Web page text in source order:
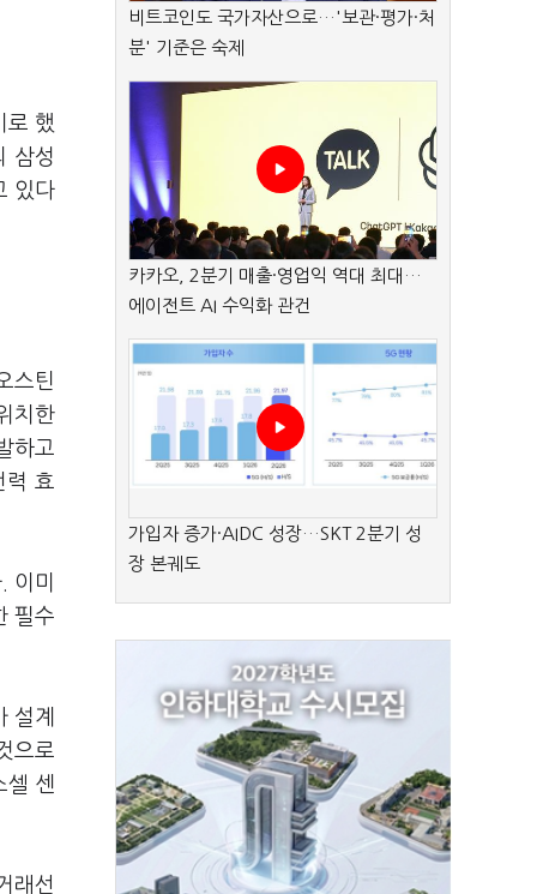
로 했
삼성
있다
스틴
치한
하고
력 효
이미
필수
설계
으로
셀 센
래선
비트코인도 국가자산으로…'보관·평가·처
분' 기준은 숙제
카카오, 2분기 매출·영업익 역대 최대…
에이전트 AI 수익화 관건
가입자 증가·AIDC 성장…SKT 2분기 성
장 본궤도